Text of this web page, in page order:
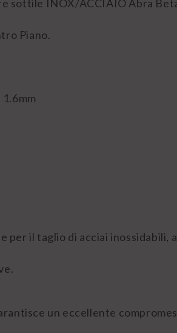
sottile INOX/ACCIAIO Abra
Piano.
per il taglio di acciai inossidabili,
un eccellente